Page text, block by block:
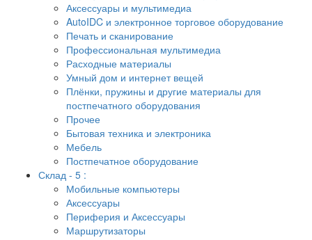
Аксессуары и мультимедиа
AutoIDC и электронное торговое оборудование
Печать и сканирование
Профессиональная мультимедиа
Расходные материалы
Умный дом и интернет вещей
Плёнки, пружины и другие материалы для
постпечатного оборудования
Прочее
Бытовая техника и электроника
Мебель
Постпечатное оборудование
Склад - 5 :
Мобильные компьютеры
Аксессуары
Периферия и Аксессуары
Маршрутизаторы